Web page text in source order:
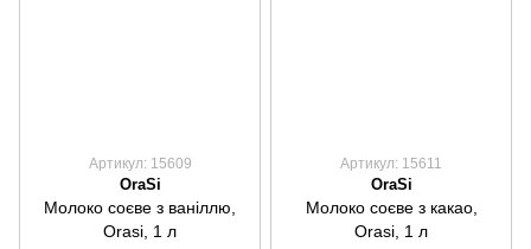
Артикул: 15609
OraSi
Молоко соєве з ваніллю,
Orasi, 1 л
Артикул: 15611
OraSi
Молоко соєве з какао,
Orasi, 1 л